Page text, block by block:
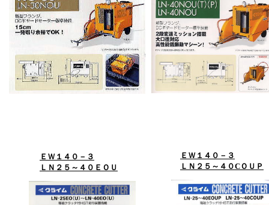
ＥＷ１４０－３
ＬＮ２５～４０CＯＵＰ
ＥＷ１４０－３
ＬＮ２５～４０ＥＯＵ